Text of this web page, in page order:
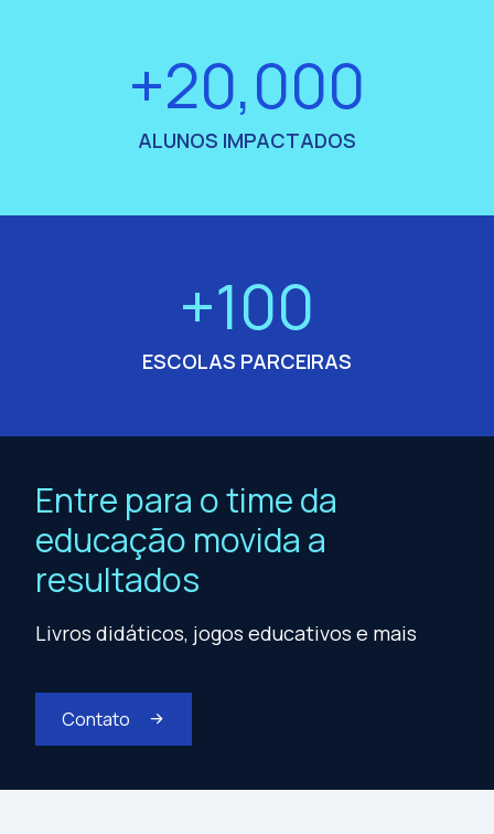
+20,000
ALUNOS IMPACTADOS
+100
ESCOLAS PARCEIRAS
Entre para o time da
educação movida a
resultados
Livros didáticos, jogos educativos e mais
Contato